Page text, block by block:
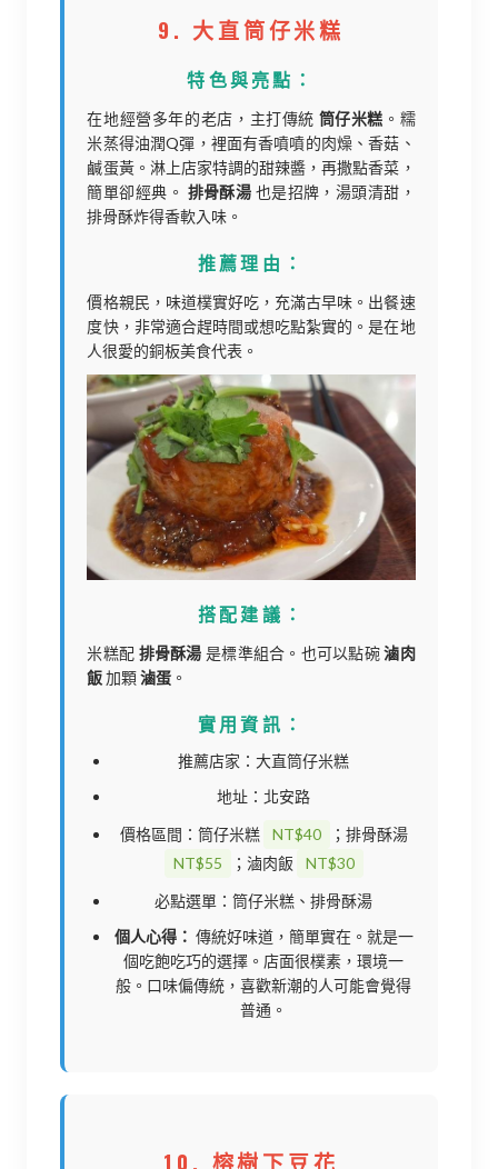
9. 大直筒仔米糕
特色與亮點：
在地經營多年的老店，主打傳統 筒仔米糕 。糯
米蒸得油潤Q彈，裡面有香噴噴的肉燥、香菇、
鹹蛋黃。淋上店家特調的甜辣醬，再撒點香菜，
簡單卻經典。 排骨酥湯 也是招牌，湯頭清甜，
排骨酥炸得香軟入味。
推薦理由：
價格親民，味道樸實好吃，充滿古早味。出餐速
度快，非常適合趕時間或想吃點紮實的。是在地
人很愛的銅板美食代表。
搭配建議：
米糕配 排骨酥湯 是標準組合。也可以點碗滷肉
飯加顆滷蛋 。
實用資訊：
推薦店家：大直筒仔米糕
地址：北安路
價格區間：筒仔米糕
NT$40
；排骨酥湯
NT$55
；滷肉飯
NT$30
必點選單：筒仔米糕、排骨酥湯
個人心得： 傳統好味道，簡單實在。就是一
個吃飽吃巧的選擇。店面很樸素，環境一
般。口味偏傳統，喜歡新潮的人可能會覺得
普通。
10. 榕樹下豆花